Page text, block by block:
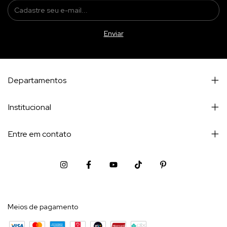
Departamentos
Institucional
Entre em contato
Meios de pagamento